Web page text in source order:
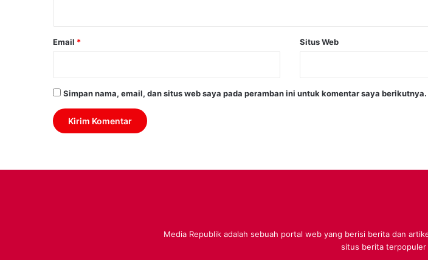
Email * Situs Web
Simpan nama, email, dan situs web saya pada peramban ini untuk komentar saya berikutnya.
Media Republik adalah sebuah portal web yang berisi berita dan
situs berita terpopuler